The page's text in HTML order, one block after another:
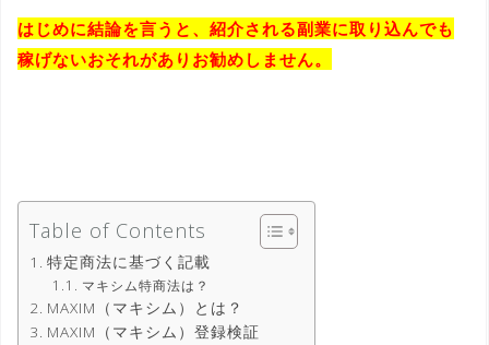
はじめに結論を言うと、紹介される副業に取り込んでも
稼げないおそれがありお勧めしません。
Table of Contents
特定商法に基づく記載
マキシム特商法は？
MAXIM（マキシム）とは？
MAXIM（マキシム）登録検証